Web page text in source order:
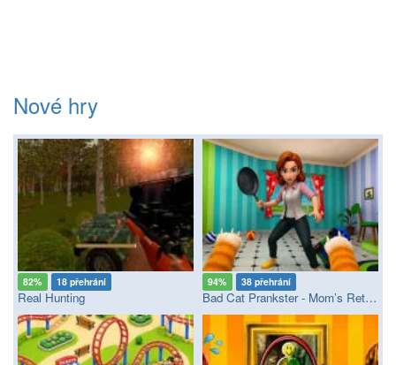
Nové hry
82% 18 přehrání
Real Hunting
94% 38 přehrání
Bad Cat Prankster - Mom’s Return